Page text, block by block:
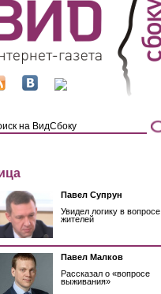
Павел Супрун
Увидел логику в вопросе
жителей
Павел Малков
Рассказал о «вопросе
выживания»